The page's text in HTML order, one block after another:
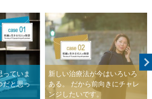
ていま
だと思っ
新しい治療法が今はいろいろ
ある。 だから前向きにチャレ
ンジしたいです。